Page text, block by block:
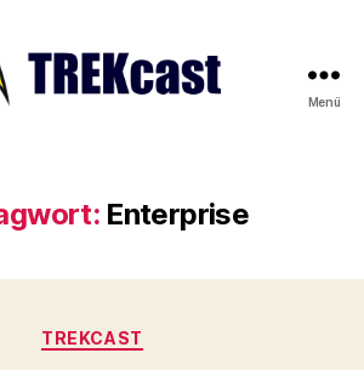
Menü
Enterprise
Kategorien
TREKCAST